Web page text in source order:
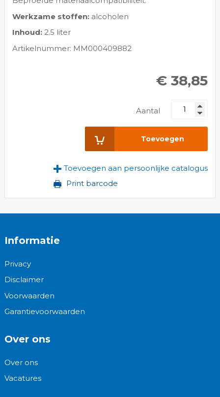
Werkzame stoffen:alcoholen
Inhoud:2.5 liter
Artikelnummer: MM000409882
€ 38,85
Aantal
Toevoegen
Toevoegen aan persoonlijke catalogus
Print barcode
Informatie
Privacy
Disclaimer
Voorwaarden
Garantievoorwaarden
Over ons
Over ons
Vacatures